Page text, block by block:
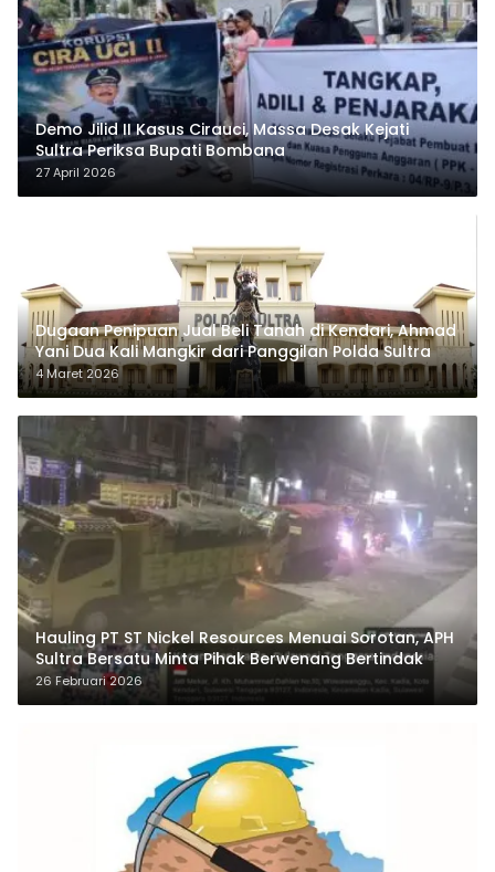
Demo Jilid II Kasus Cirauci, Massa Desak Kejati
Sultra Periksa Bupati Bombana
27 April 2026
Dugaan Penipuan Jual Beli Tanah di Kendari, Ahmad
Yani Dua Kali Mangkir dari Panggilan Polda Sultra
4 Maret 2026
Hauling PT ST Nickel Resources Menuai Sorotan, APH
Sultra Bersatu Minta Pihak Berwenang Bertindak
26 Februari 2026